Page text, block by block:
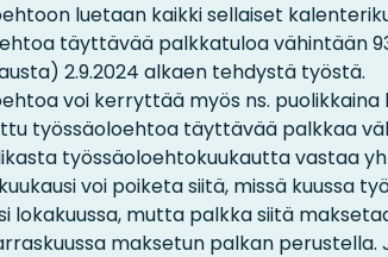
luetaan kaikki sellaiset
täyttävää palkkatuloa vähintään
2.9.2024 alkaen tehdystä työstä.
voi kerryttää myös ns.
työssäoloehtoa täyttävää palkkaa
työssäoloehtokuukautta vastaa
voi poiketa siitä, missä kuussa
lokakuussa, mutta palkka siitä
maksetun palkan perustella.